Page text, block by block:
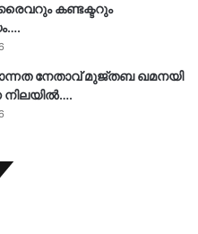
കണ്ടക്ടറും
നേതാവ് മുജ്തബ ഖമനയി